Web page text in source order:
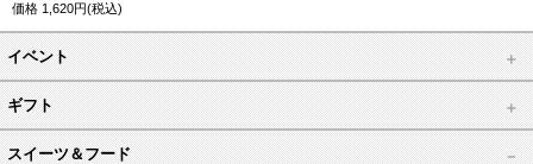
価格 1,620円(税込)
イベント
ギフト
スイーツ＆フード